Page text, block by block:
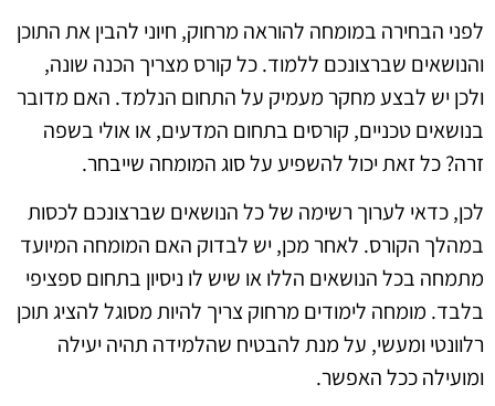
לפני הבחירה במומחה להוראה מרחוק, חיוני להבין את התוכן
והנושאים שברצונכם ללמוד. כל קורס מצריך הכנה שונה,
ולכן יש לבצע מחקר מעמיק על התחום הנלמד. האם מדובר
בנושאים טכניים, קורסים בתחום המדעים, או אולי בשפה
זרה? כל זאת יכול להשפיע על סוג המומחה שייבחר.
לכן, כדאי לערוך רשימה של כל הנושאים שברצונכם לכסות
במהלך הקורס. לאחר מכן, יש לבדוק האם המומחה המיועד
מתמחה בכל הנושאים הללו או שיש לו ניסיון בתחום ספציפי
בלבד. מומחה לימודים מרחוק צריך להיות מסוגל להציג תוכן
רלוונטי ומעשי, על מנת להבטיח שהלמידה תהיה יעילה
ומועילה ככל האפשר.